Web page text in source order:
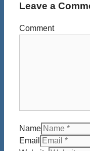
Leave a
Comment
Name
Email